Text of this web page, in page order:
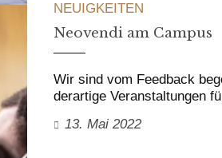
NEUIGKEITEN
Neovendi am Campus
Wir sind vom Feedback
derartige Veranstaltungen
13. Mai 2022